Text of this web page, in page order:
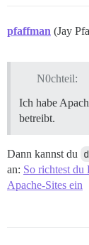
pfaffman (Jay
N0chteil:
Ich habe
betreibt.
Dann kannst du
an: So richtest du
Apache-Sites ein